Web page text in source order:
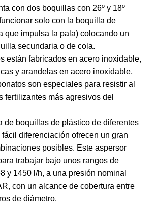
con dos boquillas con 26º y 18º
solo con la boquilla de
que impulsa la pala) colocando un
secundaria o de cola.
están fabricados en acero inoxidable,
y arandelas en acero inoxidable,
son especiales para resistir al
fertilizantes más agresivos del
de boquillas de plástico de diferentes
diferenciación ofrecen un gran
posibles. Este aspersor
trabajar bajo unos rangos de
y 1450 l/h, a una presión nominal
con un alcance de cobertura entre
de diámetro.